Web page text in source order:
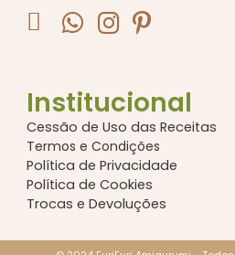
Institucional
Cessão de Uso das Receitas
Termos e Condições
Política de Privacidade
Política de Cookies
Trocas e Devoluções